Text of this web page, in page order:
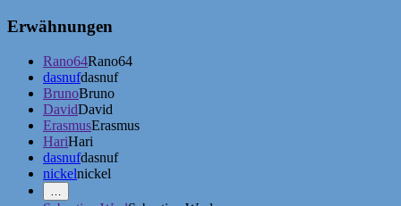
Erwähnungen
Rano64Rano64
dasnufdasnuf
BrunoBruno
DavidDavid
ErasmusErasmus
HariHari
dasnufdasnuf
nickelnickel
…